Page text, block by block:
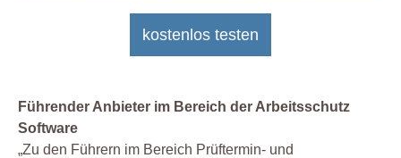
kostenlos testen
Führender Anbieter im Bereich der Arbeitsschutz
Software
„Zu den Führern im Bereich Prüftermin- und